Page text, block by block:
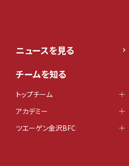
ニュースを見る
チームを知る
トップチーム
アカデミー
ツエーゲン金沢BFC